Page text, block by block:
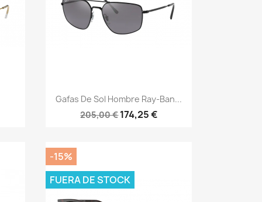
Vista rápida
Gafas De Sol Hombre Ray-Ban...
205,00 €174,25 €
-15%
FUERA DE STOCK